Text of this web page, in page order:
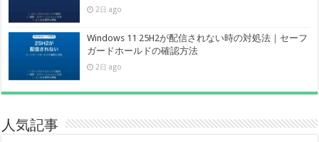
2日 ago
Windows 11 25H2が配信されない時の対処法｜セーフ
ガードホールドの確認方法
2日 ago
人気記事